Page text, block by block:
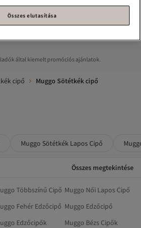
által kiemelt promóciós ajánlatok.
cipő Muggo Sötétkék cipő
Muggo Sötétkék Lapos Cipő
Összes megtekintése
Többszínű Cipő Muggo Női Lapos Cipő
Fehér Edzőcipő Muggo Edzőcipő
Edzőcipők
Muggo Bézs Cipők
Összes elutasítása